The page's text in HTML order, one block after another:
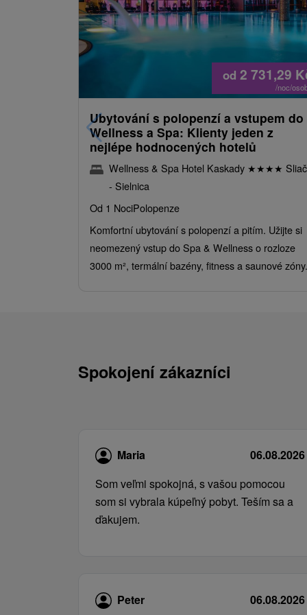
od 2 731,29
/noc/
Ubytování s polopenzí a vstupem do
Wellness a Spa: Klienty jeden z
nejlépe hodnocených hotelů
Wellness & Spa Hotel Kaskady ★★★★ Sliač
- Sielnica
Od 1 NociPolopenze
Komfortní ubytování s polopenzí a pitím. Užijte si
neomezený vstup do Spa & Wellness o rozloze
3000 m², termální bazény, fitness a saunové zóny.
Spokojení zákazníci
Maria
06.08.2026
Som veľmi spokojná, s vašou pomocou
som si vybrala kúpeľný pobyt. Teším sa a
ďakujem.
Peter 06.08.2026